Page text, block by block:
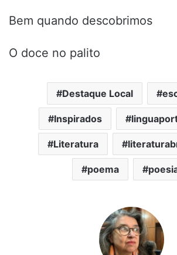
Bem quando descobrimos
O doce no palito
Destaque Local
Inspirados
Literatura
poema